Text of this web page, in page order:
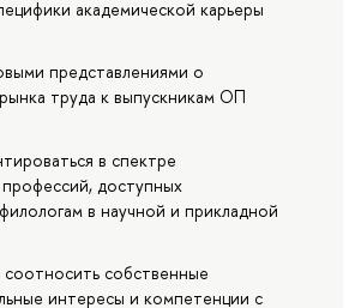
академической карьеры
представлениями о
труда к выпускникам ОП
в спектре
доступных
в научной и прикладной
собственные
интересы и компетенции с